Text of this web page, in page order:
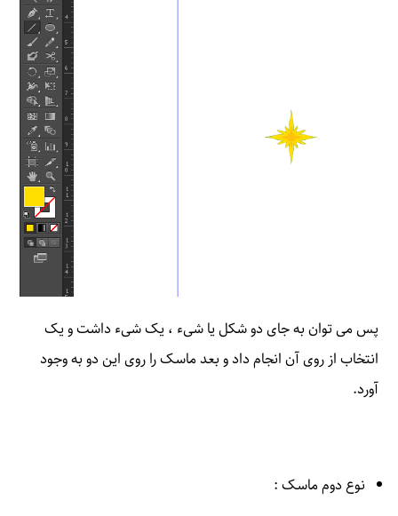
پس می توان به جای دو شکل یا شیء ، یک شیء داشت و یک
انتخاب از روی آن انجام داد و بعد ماسک را روی این دو به وجود
آورد.
نوع دوم ماسک :